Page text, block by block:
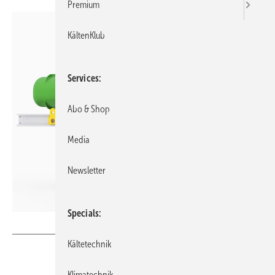
Premium
KältenKlub
Services
Abo & Shop
Media
Newsletter
Specials
Kältetechnik